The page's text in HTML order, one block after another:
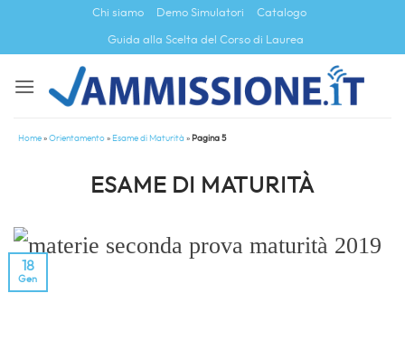
contenuti
Chi siamo Demo Simulatori Catalogo
Guida alla Scelta del Corso di Laurea
Home » Orientamento » Esame di Maturità » Pagina 5
ESAME DI MATURITÀ
18
Gen